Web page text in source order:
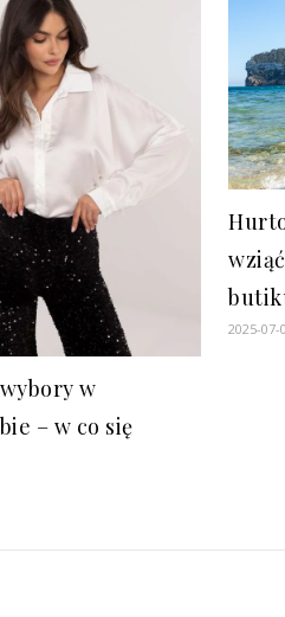
w
– w co się
2025-07-